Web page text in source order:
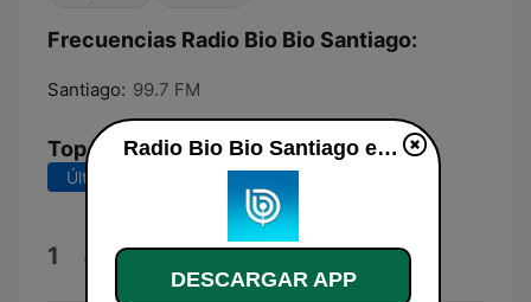
Frecuencias Radio Bio Bio Santiago:
Santiago: 99.7 FM
Top Canciones
Últimos 7 días Últimos 30 días
1 About a Girl
Nirvana
Radio Bio Bio Santiago en vivo
DESCARGAR APP